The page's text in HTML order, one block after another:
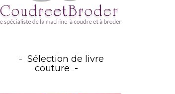
Sélection de livre
couture